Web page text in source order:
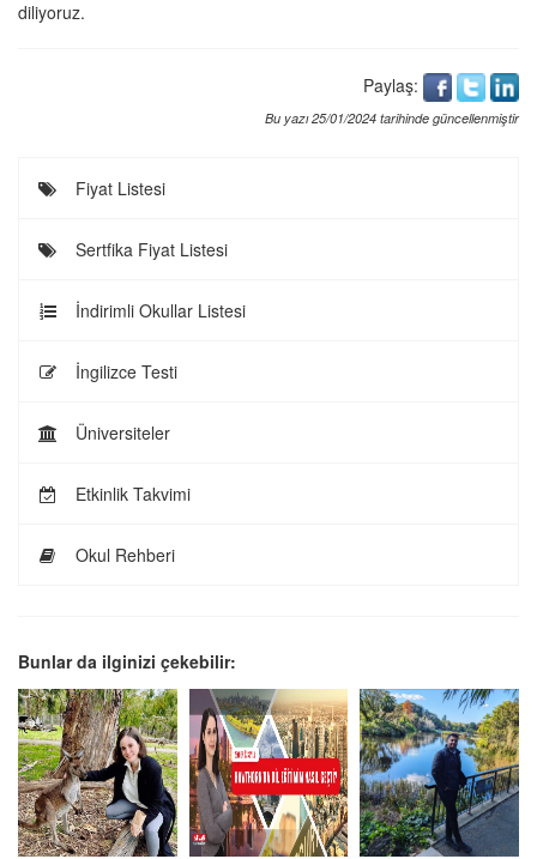
diliyoruz.
Paylaş:
Bu yazı 25/01/2024 tarihinde güncellenmiştir
Fiyat Listesi
Sertfika Fiyat Listesi
İndirimli Okullar Listesi
İngilizce Testi
Üniversiteler
Etkinlik Takvimi
Okul Rehberi
Bunlar da ilginizi çekebilir: